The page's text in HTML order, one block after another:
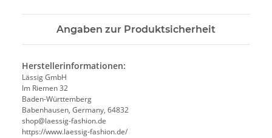
Angaben zur Produktsicherheit
Herstellerinformationen:
Lässig GmbH
Im Riemen 32
Baden-Württemberg
Babenhausen, Germany, 64832
shop@laessig-fashion.de
https://www.laessig-fashion.de/